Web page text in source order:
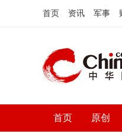
首页 资讯 军事
首页 原创